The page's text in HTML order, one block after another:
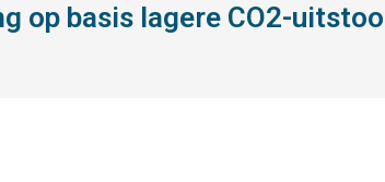
op basis lagere CO2-